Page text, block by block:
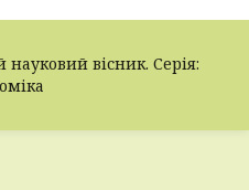
науковий вісник. Серія: